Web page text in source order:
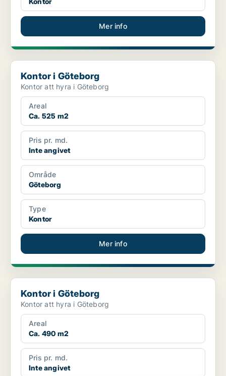
Mer info
Kontor i Göteborg
Kontor i Göteborg
Kontor att hyra i Göteborg
Areal
Ca. 525 m2
Pris pr. md.
Inte angivet
Område
Göteborg
Type
Kontor
Mer info
Kontor i Göteborg
Kontor i Göteborg
Kontor att hyra i Göteborg
Areal
Ca. 490 m2
Pris pr. md.
Inte angivet